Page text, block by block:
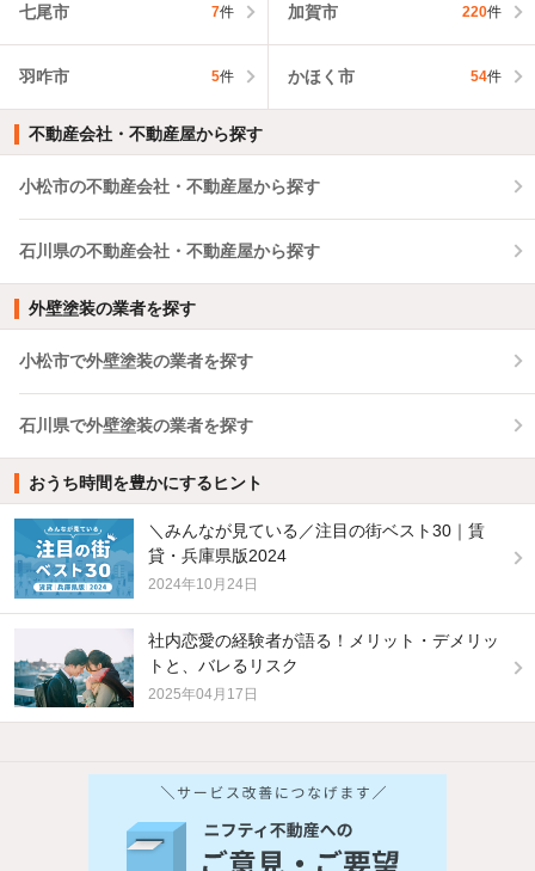
七尾市 7件 加賀市 220件
羽咋市 5件 かほく市 54件
不動産会社・不動産屋から探す
小松市の不動産会社・不動産屋から探す
石川県の不動産会社・不動産屋から探す
外壁塗装の業者を探す
小松市で外壁塗装の業者を探す
石川県で外壁塗装の業者を探す
おうち時間を豊かにするヒント
＼みんなが見ている／注目の街ベスト30｜賃
貸・兵庫県版2024
2024年10月24日
社内恋愛の経験者が語る！メリット・デメリッ
トと、バレるリスク
2025年04月17日
バス・トイレ別 2階以上